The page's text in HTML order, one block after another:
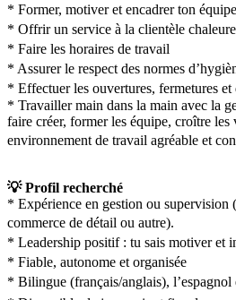
* Former, motiver et encadrer ton
* Offrir un service à la clientèle
* Faire les horaires de travail
* Assurer le respect des normes
* Effectuer les ouvertures, fermetures et
* Travailler main dans la main avec la
faire créer, former les équipe, croître les
environnement de travail agréable et
💡 Profil recherché
* Expérience en gestion ou supervision
commerce de détail ou autre).
* Leadership positif : tu sais motiver et
* Fiable, autonome et organisée
* Bilingue (français/anglais),